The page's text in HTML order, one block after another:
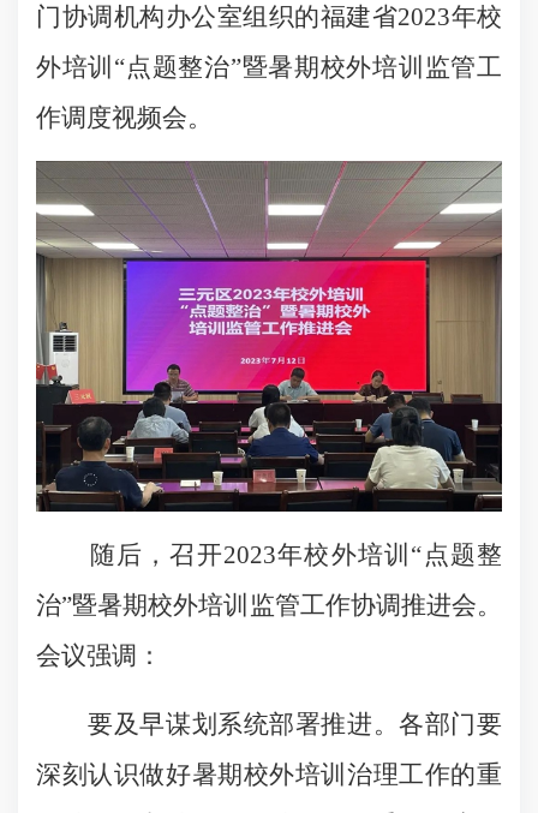
门协调机构办公室组织的福建省2023年校
外培训“点题整治”暨暑期校外培训监管工
作调度视频会。
随后，召开2023年校外培训“点题整
治”暨暑期校外培训监管工作协调推进会。
会议强调：
要及早谋划系统部署推进。各部门要
深刻认识做好暑期校外培训治理工作的重